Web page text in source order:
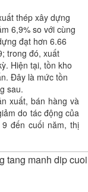
thép xây dựng
6,9% so với cùng
đạt hơn 6.66
trong đó, xuất
Hiện tại, tồn kho
Đây là mức tồn
sau.
xuất, bán hàng và
do tác động của
đến cuối năm, thị